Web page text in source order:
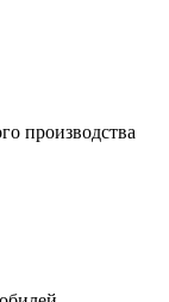
производства